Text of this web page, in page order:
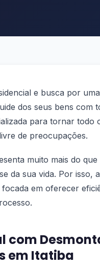
e busca por uma
dos seus bens com
para tornar todo
de preocupações.
muito mais do
da sua vida. Por isso,
focada em oferecer
com
em Itatiba